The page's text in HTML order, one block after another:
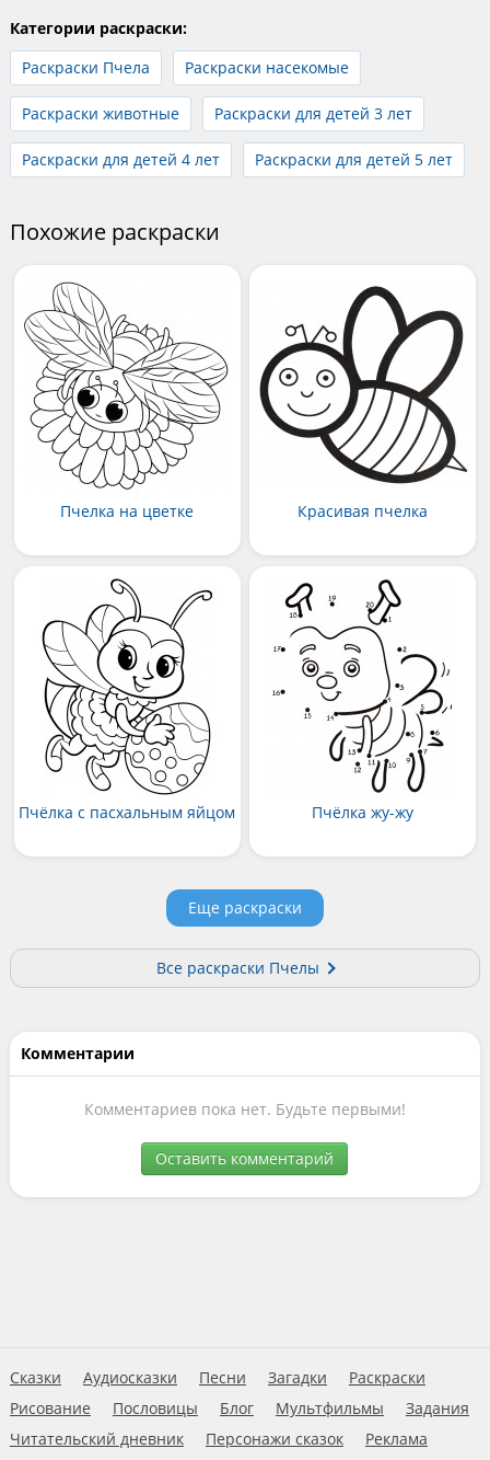
Категории раскраски:
Раскраски Пчела
Раскраски насекомые
Раскраски животные Раскраски для детей 3 лет
Раскраски для детей 4 лет Раскраски для детей 5 лет
Похожие раскраски
Пчелка на цветке Красивая пчелка
Пчёлка с пасхальным яйцом Пчёлка жу-жу
Еще раскраски
Все раскраски Пчелы
Комментарии
Комментариев пока нет. Будьте первыми!
Оставить комментарий
Сказки Аудиосказки Песни Загадки
Раскраски
Рисование
Пословицы Блог Мультфильмы
Задания
Читательский дневник
Персонажи сказок
Реклама